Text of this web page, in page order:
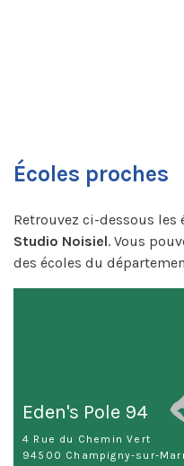
Écoles proches
Retrouvez ci-dessous les
Studio Noisiel. Vous
des écoles du
Eden's Pole 94
4 Rue du Chemin Vert
94500 Champigny-sur-